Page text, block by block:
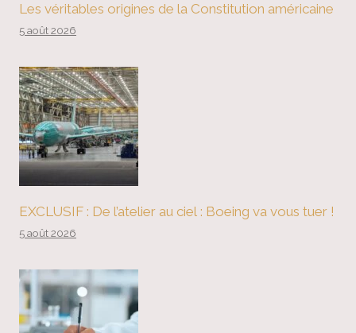
Les véritables origines de la Constitution américaine
5 août 2026
EXCLUSIF : De l’atelier au ciel : Boeing va vous tuer !
5 août 2026